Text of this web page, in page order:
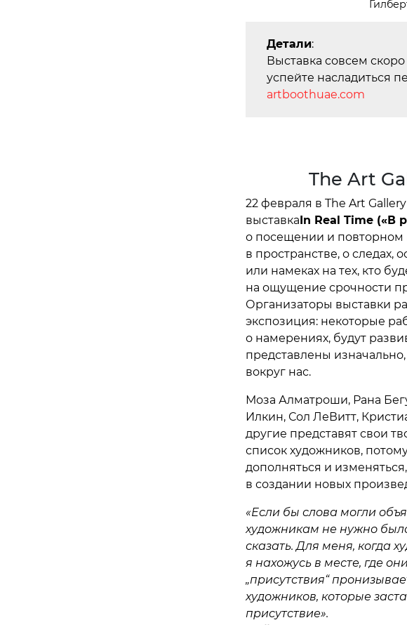
Детали:
Выставка совсем
успейте насладиться
artboothuae.com
The Art
22 февраля в The Art
выставкаIn Real Time («В
о посещении и повторном
в пространстве, о следах,
или намеках на тех, кто
на ощущение срочности
Организаторы выставки
экспозиция: некоторые
о намерениях, будут
представлены изначально,
вокруг нас.
Моза Алматроши, Рана
Илкин, Сол ЛеВитт,
другие представят свои
список художников,
дополняться и
в создании новых
«Если бы слова могли
художникам не нужно
сказать. Для меня, когда
я нахожусь в месте, где
„присутствия“
художников, которые
присутствие».